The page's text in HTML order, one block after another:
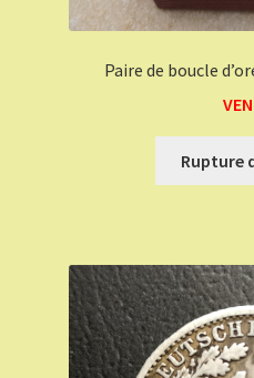
Paire de boucle
Rupture